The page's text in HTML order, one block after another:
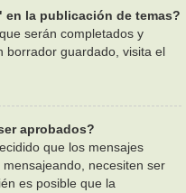
en la publicación de temas?
serán completados y
borrador guardado, visita el
aprobados?
que los mensajes
necesiten ser
es posible que la